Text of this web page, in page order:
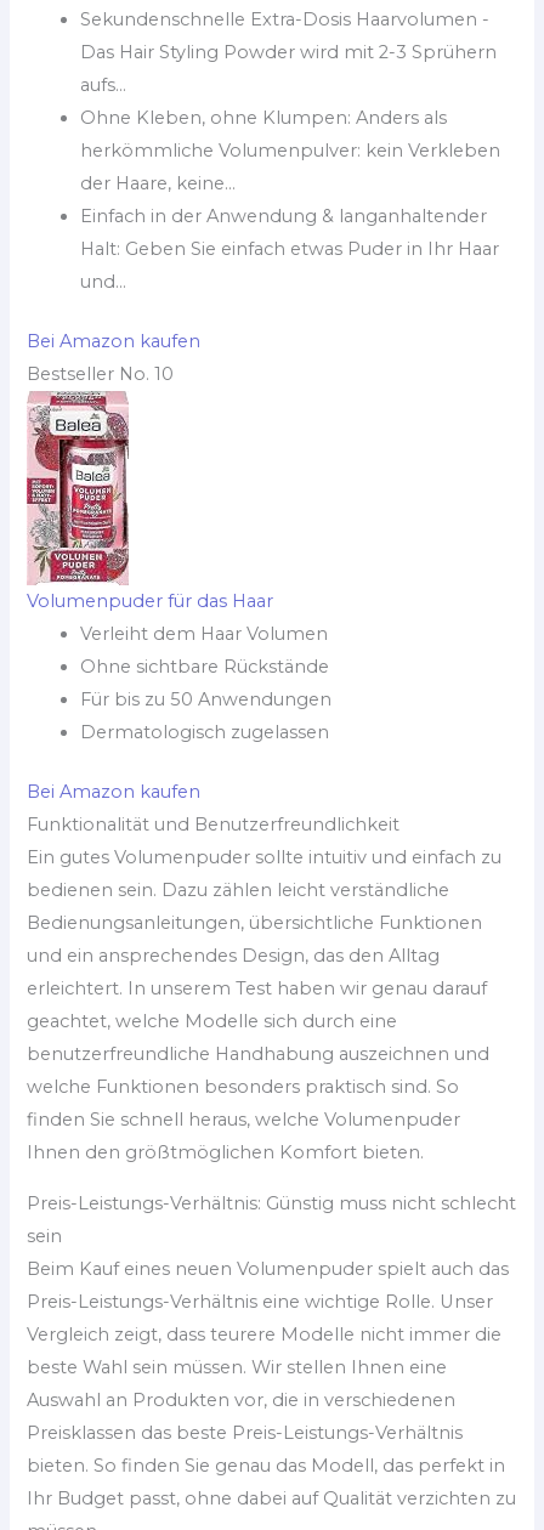
Sekundenschnelle Extra-Dosis Haarvolumen -
Das Hair Styling Powder wird mit 2-3 Sprühern
aufs...
Ohne Kleben, ohne Klumpen: Anders als
herkömmliche Volumenpulver: kein Verkleben
der Haare, keine...
Einfach in der Anwendung & langanhaltender
Halt: Geben Sie einfach etwas Puder in Ihr Haar
und...
Bei Amazon kaufen
Bestseller No. 10
Volumenpuder für das Haar
Verleiht dem Haar Volumen
Ohne sichtbare Rückstände
Für bis zu 50 Anwendungen
Dermatologisch zugelassen
Bei Amazon kaufen
Funktionalität und Benutzerfreundlichkeit
Ein gutes Volumenpuder sollte intuitiv und einfach zu
bedienen sein. Dazu zählen leicht verständliche
Bedienungsanleitungen, übersichtliche Funktionen
und ein ansprechendes Design, das den Alltag
erleichtert. In unserem Test haben wir genau darauf
geachtet, welche Modelle sich durch eine
benutzerfreundliche Handhabung auszeichnen und
welche Funktionen besonders praktisch sind. So
finden Sie schnell heraus, welche Volumenpuder
Ihnen den größtmöglichen Komfort bieten.
Preis-Leistungs-Verhältnis: Günstig muss nicht schlecht
sein
Beim Kauf eines neuen Volumenpuder spielt auch das
Preis-Leistungs-Verhältnis eine wichtige Rolle. Unser
Vergleich zeigt, dass teurere Modelle nicht immer die
beste Wahl sein müssen. Wir stellen Ihnen eine
Auswahl an Produkten vor, die in verschiedenen
Preisklassen das beste Preis-Leistungs-Verhältnis
bieten. So finden Sie genau das Modell, das perfekt in
Ihr Budget passt, ohne dabei auf Qualität verzichten zu